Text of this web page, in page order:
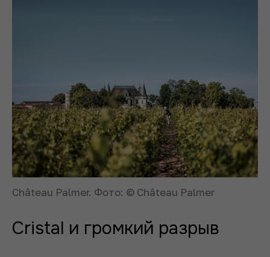
Château Palmer. Фото: © Château Palmer
Cristal и громкий разрыв